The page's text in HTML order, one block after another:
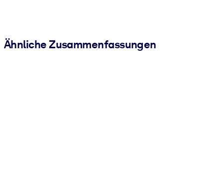
Ähnliche Zusammenfassungen